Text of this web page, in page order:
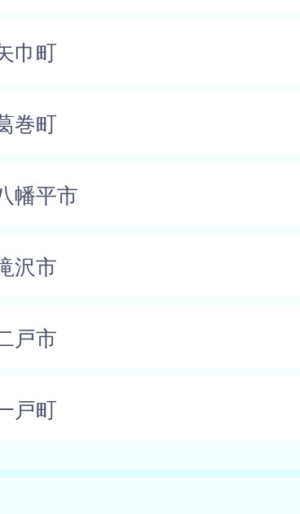
巾町
巻町
幡平市
沢市
戸市
戸町